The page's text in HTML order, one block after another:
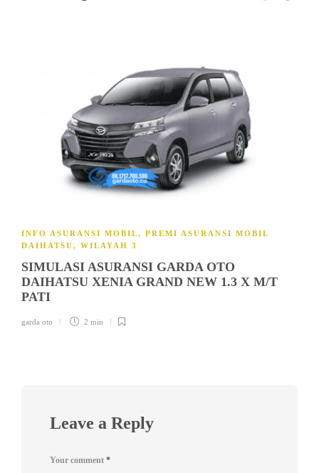
INFO ASURANSI MOBIL, PREMI ASURANSI MOBIL
DAIHATSU, WILAYAH 3
SIMULASI ASURANSI GARDA OTO
DAIHATSU XENIA GRAND NEW 1.3 X M/T
PATI
garda oto 2 min
Leave a Reply
Your comment *